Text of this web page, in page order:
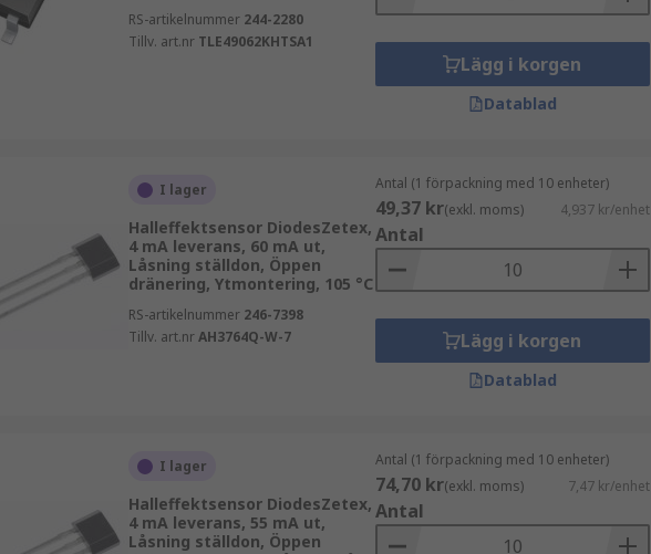
RS-artikelnummer 244-2280
Tillv. art.nr TLE49062KHTSA1
Lägg i korgen
Datablad
I lager
Halleffektsensor DiodesZetex,
4 mA leverans, 60 mA ut,
Låsning ställdon, Öppen
dränering, Ytmontering, 105 °C
RS-artikelnummer 246-7398
Tillv. art.nrAH3764Q-W-7
Antal (1 förpackning med 10 enheter)
49,37 kr(exkl. moms) 4,937 kr/enhet
Antal
Lägg i korgen
Datablad
I lager
Halleffektsensor DiodesZetex,
4 mA leverans, 55 mA ut,
Låsning ställdon, Öppen
Antal (1 förpackning med 10 enheter)
74,70 kr(exkl. moms) 7,47 kr/enhet
Antal